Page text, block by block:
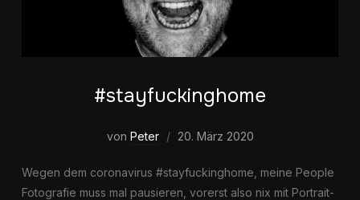
#stayfuckinghome
von Peter 20. März 2020
Wegen dem coronavirus #stayfuckinghome, meine People
Fotografie muss mal pausieren, vorerst also nix mit Portrait-